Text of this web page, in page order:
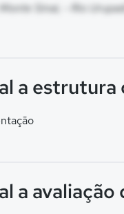
Monte Sinai, - Rio
a estrutura
a